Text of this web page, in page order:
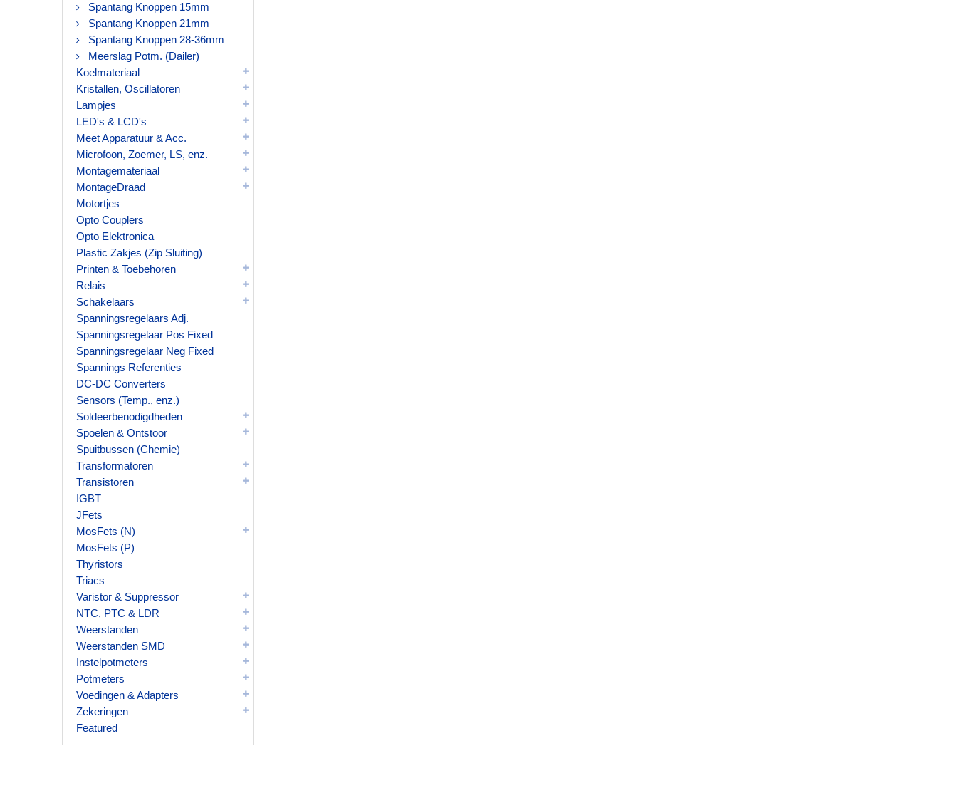
Spantang Knoppen 15mm
Spantang Knoppen 21mm
Spantang Knoppen 28-36mm
Meerslag Potm. (Dailer)
Koelmateriaal
Kristallen, Oscillatoren
Lampjes
LED's & LCD's
Meet Apparatuur & Acc.
Microfoon, Zoemer, LS, enz.
Montagemateriaal
MontageDraad
Motortjes
Opto Couplers
Opto Elektronica
Plastic Zakjes (Zip Sluiting)
Printen & Toebehoren
Relais
Schakelaars
Spanningsregelaars Adj.
Spanningsregelaar Pos Fixed
Spanningsregelaar Neg Fixed
Spannings Referenties
DC-DC Converters
Sensors (Temp., enz.)
Soldeerbenodigdheden
Spoelen & Ontstoor
Spuitbussen (Chemie)
Transformatoren
Transistoren
IGBT
JFets
MosFets (N)
MosFets (P)
Thyristors
Triacs
Varistor & Suppressor
NTC, PTC & LDR
Weerstanden
Weerstanden SMD
Instelpotmeters
Potmeters
Voedingen & Adapters
Zekeringen
Featured